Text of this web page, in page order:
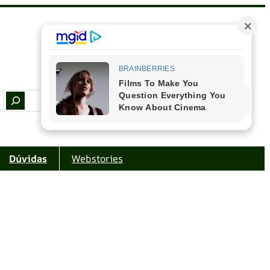
Facebook Instagram Youtube
Dúvidas Webstories